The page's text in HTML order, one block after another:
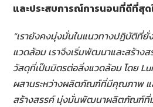
และประสบการณ์การนอนที่ดีที่สุด
“เรายังคงมุ่งมั่นในแนวทางปฏิบัติที่
แวดล้อม เราจึงเริ่มพัฒนาและสร้างส
วัสดุที่เป็นมิตรต่อสิ่งแวดล้อม โดย
ผสานระหว่างผลิตภัณฑ์ที่มีคุณภาพ แ
สร้างสรรค์ มุ่งมั่นพัฒนาผลิตภัณฑ์ที่